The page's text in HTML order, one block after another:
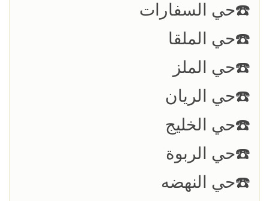
☎️حي السفارات
☎️حي الملقا
☎️حي الملز
☎️حي الريان
☎️حي الخليج
☎️حي الربوة
☎️حي النهضه